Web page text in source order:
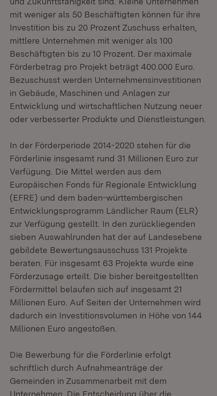
mit weniger als 50 Beschäftigten können für ihre
Investition bis zu 20 Prozent Zuschuss erhalten,
mittlere Unternehmen mit weniger als 100
Beschäftigten bis zu 10 Prozent. Der maximale
Förderbetrag pro Projekt beträgt 400.000 Euro.
Bezuschusst werden Unternehmensinvestitionen
in Gebäude, Maschinen und Anlagen zur
Entwicklung und wirtschaftlichen Nutzung neuer
oder verbesserter Produkte und Dienstleistungen.
In der Förderperiode 2014-2020 stehen für die
Förderlinie insgesamt rund 31 Millionen Euro zur
Verfügung. Die Mittel werden aus dem
Europäischen Fonds für Regionale Entwicklung
(EFRE) und dem baden-württembergischen
Entwicklungsprogramm Ländlicher Raum (ELR)
zur Verfügung gestellt. In den zurückliegenden
sieben Auswahlrunden hat der auf Landesebene
gebildete Bewertungsausschuss 131 Projekte
beraten. Für insgesamt 63 Projekte wurde eine
Förderzusage erteilt. Die bisher bereitgestellten
Fördermittel belaufen sich auf insgesamt 21
Millionen Euro. Auf Seiten der Unternehmen wird
dadurch ein Investitionsvolumen in Höhe von 144
Millionen Euro angestoßen.
Die Bewerbung für die Förderlinie erfolgt
schriftlich durch Aufnahmeanträge der
Gemeinden in Zusammenarbeit mit dem
Unternehmen. Die Entscheidung über die